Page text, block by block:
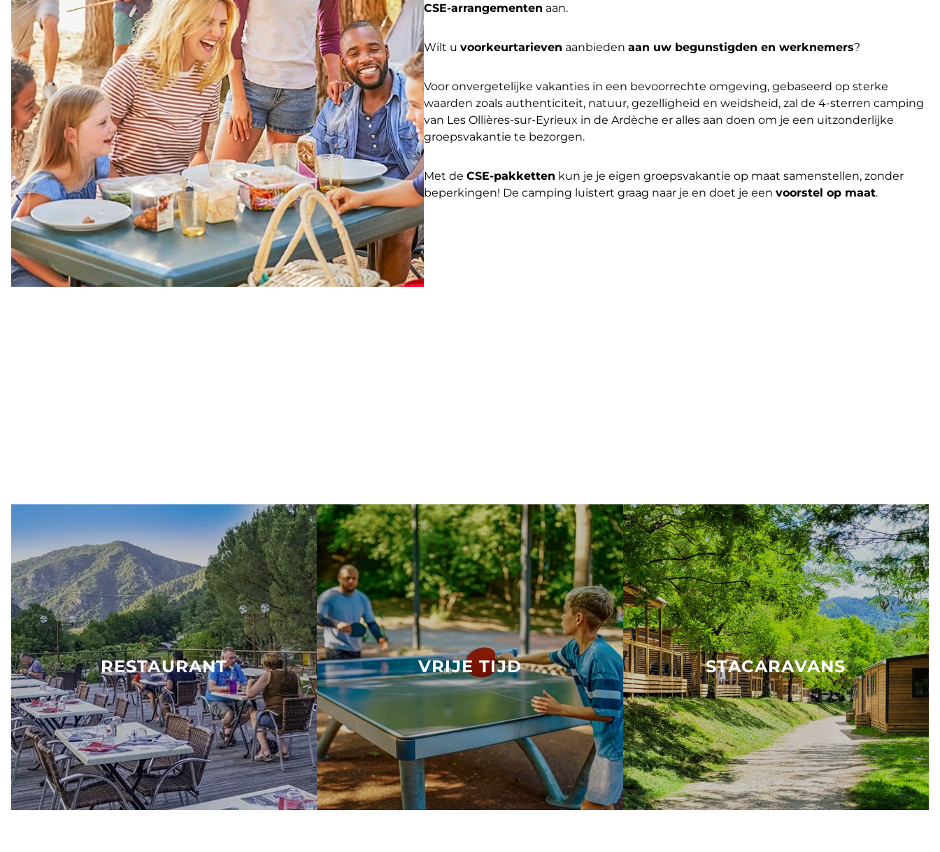
CSE-arrangementen aan.
Wilt uvoorkeurtarieven aanbiedenaan uw begunstigden en werknemers?
Voor onvergetelijke vakanties in een bevoorrechte omgeving, gebaseerd op sterke
waarden zoals authenticiteit, natuur, gezelligheid en weidsheid, zal de 4-sterren camping
van Les Ollières-sur-Eyrieux in de Ardèche er alles aan doen om je een uitzonderlijke
groepsvakantie te bezorgen.
Met deCSE-pakketten kun je je eigen groepsvakantie op maat samenstellen, zonder
beperkingen! De camping luistert graag naar je en doet je eenvoorstel op maat.
RESTAURANT VRIJE TIJD STACARAVANS